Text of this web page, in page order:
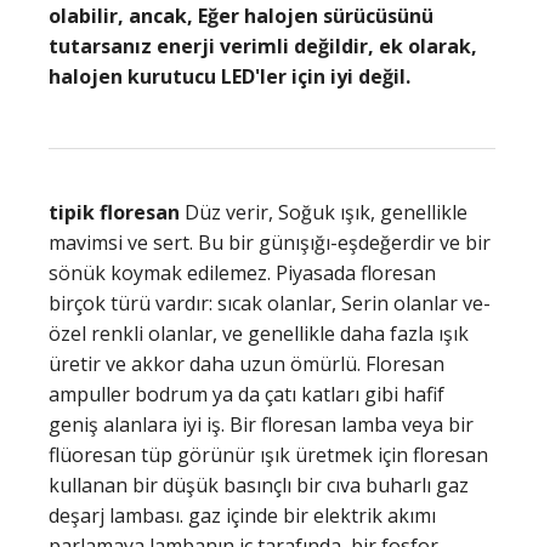
olabilir, ancak, Eğer halojen sürücüsünü
tutarsanız enerji verimli değildir, ek olarak,
halojen kurutucu LED'ler için iyi değil.
tipik floresan Düz verir, Soğuk ışık, genellikle
mavimsi ve sert. Bu bir günışığı-eşdeğerdir ve bir
sönük koymak edilemez. Piyasada floresan
birçok türü vardır: sıcak olanlar, Serin olanlar ve-
özel renkli olanlar, ve genellikle daha fazla ışık
üretir ve akkor daha uzun ömürlü. Floresan
ampuller bodrum ya da çatı katları gibi hafif
geniş alanlara iyi iş. Bir floresan lamba veya bir
flüoresan tüp görünür ışık üretmek için floresan
kullanan bir düşük basınçlı bir cıva buharlı gaz
deşarj lambası. gaz içinde bir elektrik akımı